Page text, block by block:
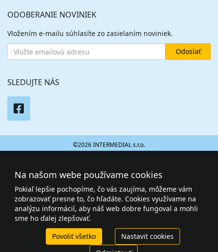
ODOBERANIE NOVINIEK
Vložením e-mailu súhlasíte zo zasielaním noviniek.
SLEDUJTE NÁS
©2026 INTERMEDIAL s.r.o.
Na našom webe používame cookies
Pokiaľ lepšie pochopíme, čo vás zaujíma, môžeme vám
zobrazovať presne to, čo hľadáte. Cookies využívame na
analýzu informácií, aby náš web dobre fungoval a mohli
sme ho ďalej zlepšovať.
Povoliť všetko
Nastavit cookies